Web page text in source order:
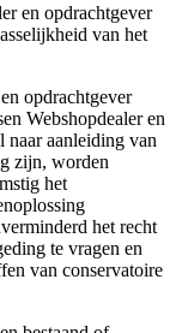
en opdrachtgever
van het
opdrachtgever
Webshopdealer en
naar aanleiding van
zijn, worden
het
het recht
te vragen en
van conservatoire